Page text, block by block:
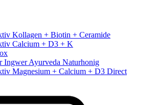
Kollagen + Biotin + Ceramide
Calcium + D3 + K
Ingwer Ayurveda Naturhonig
Magnesium + Calcium + D3 Direct